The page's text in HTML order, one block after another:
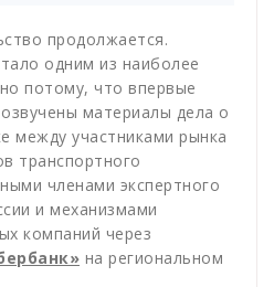
продолжается.
одним из наиболее
потому, что впервые
материалы дела о
между участниками рынка
транспортного
членами экспертного
и механизмами
компаний через
на региональном